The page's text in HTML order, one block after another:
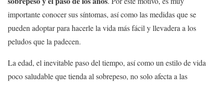
importante conocer sus síntomas, así como las medidas que se
pueden adoptar para hacerle la vida más fácil y llevadera a los
peludos que la padecen.
La edad, el inevitable paso del tiempo, así como un estilo de vida
poco saludable que tienda al sobrepeso, no solo afecta a las